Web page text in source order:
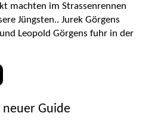
machten im Strassenrennen
Jüngsten.. Jurek Görgens
Leopold Görgens fuhr in der
Guide